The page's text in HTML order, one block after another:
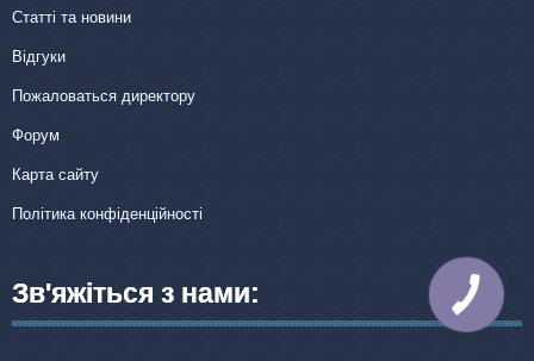
Статті та новини
Відгуки
Пожаловаться директору
Форум
Карта сайту
Політика конфіденційності
Зв'яжіться з нами:
КНОПКА
ЗВ'ЯЗКУ